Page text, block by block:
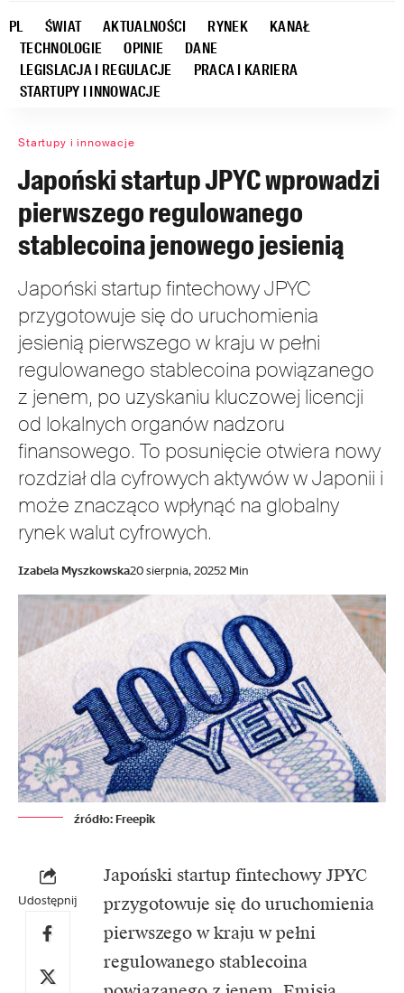
PL ŚWIAT AKTUALNOŚCI RYNEK
KANAŁ
TECHNOLOGIE
OPINIE
DANE
LEGISLACJA I REGULACJE
PRACA I KARIERA
STARTUPY I INNOWACJE
Startupy i innowacje
Japoński startup JPYC wprowadzi
pierwszego regulowanego
stablecoina jenowego jesienią
Japoński startup fintechowy JPYC
przygotowuje się do uruchomienia
jesienią pierwszego w kraju w pełni
regulowanego stablecoina powiązanego
z jenem, po uzyskaniu kluczowej licencji
od lokalnych organów nadzoru
finansowego. To posunięcie otwiera nowy
rozdział dla cyfrowych aktywów w Japonii i
może znacząco wpłynąć na globalny
rynek walut cyfrowych.
Izabela Myszkowska20 sierpnia, 20252 Min
źródło: Freepik
Udostępnij
Japoński startup fintechowy JPYC
przygotowuje się do uruchomienia
pierwszego w kraju w pełni
regulowanego stablecoina